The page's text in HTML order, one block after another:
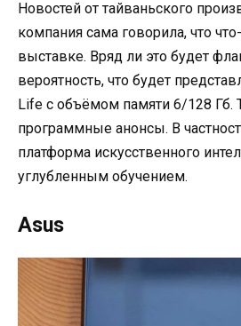
Новостей от тайваньского
компания сама говорила, что
выставке. Вряд ли это будет
вероятность, что будет
Life с объёмом памяти 6/128
программные анонсы. В
платформа искусственного
углубленным обучением.
Asus